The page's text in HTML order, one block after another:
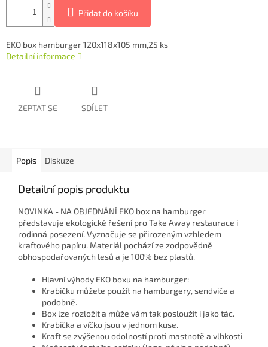
Přidat do košíku
EKO box hamburger 120x118x105 mm,25 ks
Detailní informace
ZEPTAT SE SDÍLET
Popis Diskuze
Detailní popis produktu
NOVINKA - NA OBJEDNÁNÍ EKO box na hamburger
představuje ekologické řešení pro Take Away restaurace i
rodinná posezení. Vyznačuje se přirozeným vzhledem
kraftového papíru. Materiál pochází ze zodpovědně
obhospodařovaných lesů a je 100% bez plastů.
Hlavní výhody EKO boxu na hamburger:
Krabičku můžete použít na hamburgery, sendviče a
podobně.
Box lze rozložit a může vám tak posloužit i jako tác.
Krabička a víčko jsou v jednom kuse.
Kraft se zvýšenou odolností proti mastnotě a vlhkosti